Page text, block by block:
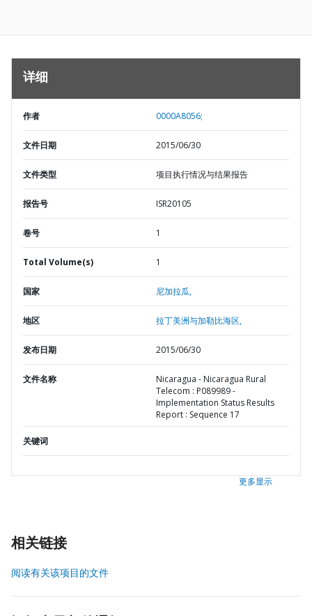
详细
作者 0000A8056;
文件日期 2015/06/30
文件类型 项目执行情况与结果报告
报告号 ISR20105
卷号 1
Total Volume(s) 1
国家 尼加拉瓜,
地区 拉丁美洲与加勒比海区,
发布日期 2015/06/30
文件名称
Nicaragua - Nicaragua Rural
Telecom : P089989 -
Implementation Status Results
Report : Sequence 17
关键词
更多显示
相关链接
阅读有关该项目的文件